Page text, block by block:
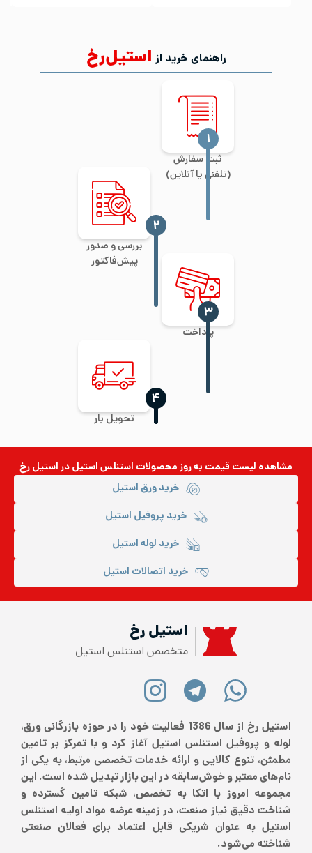
راهنمای خرید از استیل‌رخ
ثبت سفارش
(تلفنی یا آنلاین)
‍۱
بررسی و صدور
پیش‌فاکتور
‍۲
پرداخت
‍۳
تحویل بار
‍۴
مشاهده لیست قیمت به روزمحصولات استنلس استیلدر استیل رخ
خرید ورق استیل
خرید پروفیل استیل
خرید لوله استیل
خرید اتصالات استیل
استیل رخ
متخصص استنلس استیل
استیل رخ از سال 1386 فعالیت خود را در حوزه بازرگانی ورق،
لوله و پروفیل استنلس استیل آغاز کرد و با تمرکز بر تامین
مطمئن، تنوع کالایی و ارائه خدمات تخصصی مرتبط، به یکی از
نام‌های معتبر و خوش‌سابقه در این بازار تبدیل شده است. این
مجموعه امروز با اتکا به تخصص، شبکه تامین گسترده و
شناخت دقیق نیاز صنعت، در زمینه عرضه مواد اولیه استنلس
استیل به عنوان شریکی قابل اعتماد برای فعالان صنعتی
شناخته می‌شود.